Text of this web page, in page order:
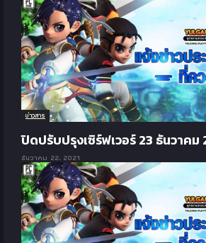
ข่าวสาร
ปิดปรับปรุงเซิร์ฟเวอร์ 23 ธันวาคม
ธันวาคม 22, 2021